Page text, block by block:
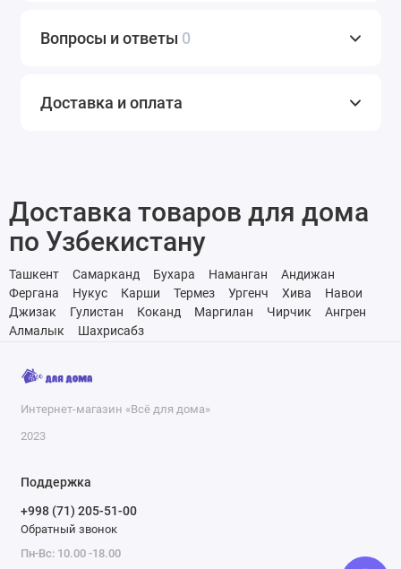
Вопросы и ответы 0
Доставка и оплата
Доставка товаров для дома
по Узбекистану
Ташкент Самарканд Бухара Наманган
Андижан
Фергана
Нукус Карши Термез Ургенч Хива
Навои
Джизак
Гулистан Коканд Маргилан Чирчик
Ангрен
Алмалык
Шахрисабз
Интернет-магазин «Всё для дома»
2023
Поддержка
+998 (71) 205-51-00
Обратный звонок
Пн-Вс: 10.00 -18.00